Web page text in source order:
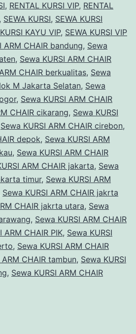
M
Jakarta
Selatan
, RENTAL KURSI VIP, RENTAL
, SEWA KURSI, SEWA KURSI
KAYU VIP, SEWA KURSI VIP
ARM CHAIR bandung, Sewa
, Sewa KURSI ARM CHAIR
CHAIR berkualitas, Sewa
M Jakarta Selatan, Sewa
, Sewa KURSI ARM CHAIR
CHAIR cikarang, Sewa KURSI
Sewa KURSI ARM CHAIR cirebon,
depok, Sewa KURSI ARM
, Sewa KURSI ARM CHAIR
ARM CHAIR jakarta, Sewa
timur, Sewa KURSI ARM
Sewa KURSI ARM CHAIR jakrta
CHAIR jakrta utara, Sewa
, Sewa KURSI ARM CHAIR
ARM CHAIR PIK, Sewa KURSI
, Sewa KURSI ARM CHAIR
ARM CHAIR tambun, Sewa KURSI
, Sewa KURSI ARM CHAIR